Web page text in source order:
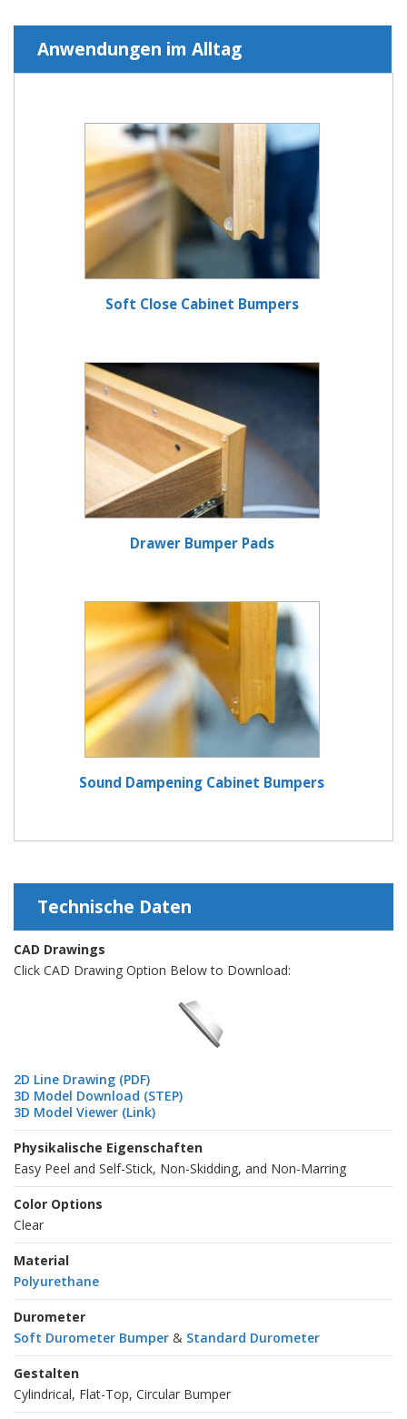
Anwendungen im Alltag
Soft Close Cabinet Bumpers
Drawer Bumper Pads
Sound Dampening Cabinet Bumpers
Technische Daten
CAD Drawings
Click CAD Drawing Option Below to Download:
2D Line Drawing (PDF)
3D Model Download (STEP)
3D Model Viewer (Link)
Physikalische Eigenschaften
Easy Peel and Self-Stick, Non-Skidding, and Non-Marring
Color Options
Clear
Material
Polyurethane
Durometer
Soft Durometer Bumper & Standard Durometer
Gestalten
Cylindrical, Flat-Top, Circular Bumper